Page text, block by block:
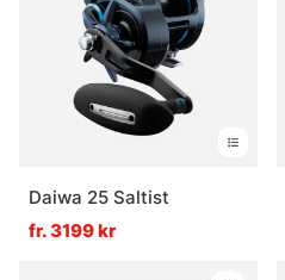
Daiwa 25 Saltist
fr. 3199 kr